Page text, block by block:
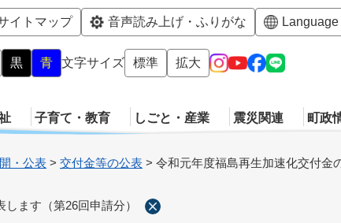
メニューを飛ばして本文へ
イトマップ 音声読み上げ・ふりがな Language
黒 青 文字サイズ 標準 拡大
子育て・教育 しごと・産業 震災関連 町政
・公表 > 交付金等の公表 > 令和元年度福島再生加速化交付金
ます（第26回申請分）